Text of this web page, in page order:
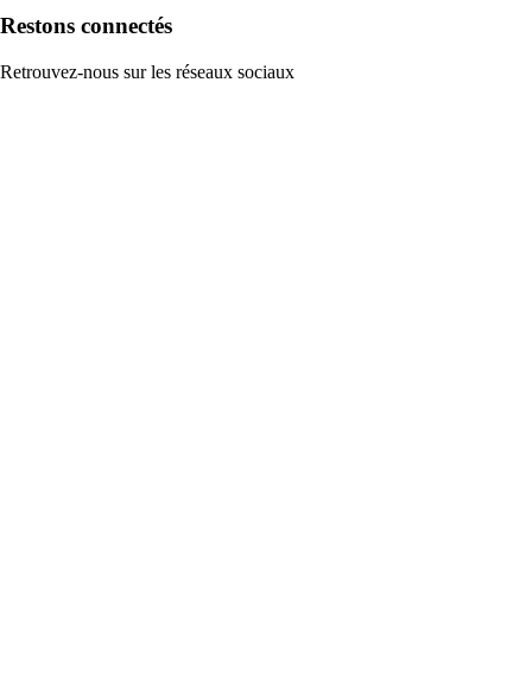
Restons connectés
Retrouvez-nous sur les réseaux sociaux